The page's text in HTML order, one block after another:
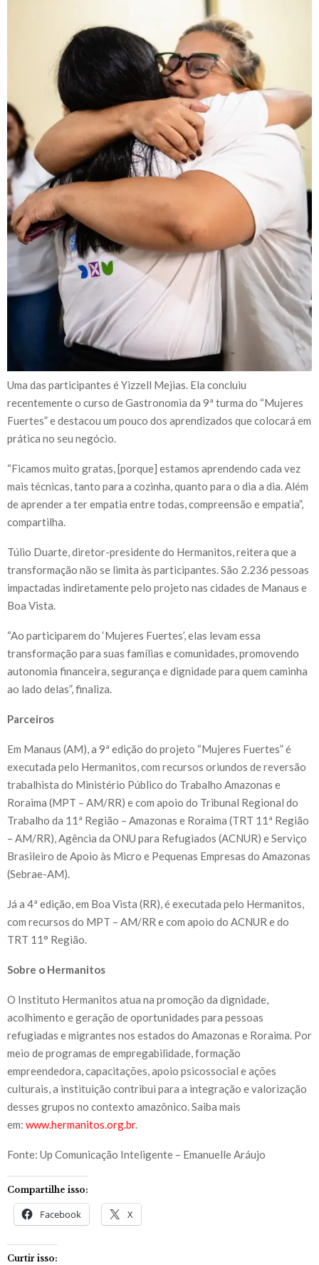
Uma das participantes é Yizzell Mejias. Ela concluiu
recentemente o curso de Gastronomia da 9ª turma do “Mujeres
Fuertes” e destacou um pouco dos aprendizados que colocará em
prática no seu negócio.
“Ficamos muito gratas, [porque] estamos aprendendo cada vez
mais técnicas, tanto para a cozinha, quanto para o dia a dia. Além
de aprender a ter empatia entre todas, compreensão e empatia”,
compartilha.
Túlio Duarte, diretor-presidente do Hermanitos, reitera que a
transformação não se limita às participantes. São 2.236 pessoas
impactadas indiretamente pelo projeto nas cidades de Manaus e
Boa Vista.
“Ao participarem do ‘Mujeres Fuertes’, elas levam essa
transformação para suas famílias e comunidades, promovendo
autonomia financeira, segurança e dignidade para quem caminha
ao lado delas”, finaliza.
Parceiros
Em Manaus (AM), a 9ª edição do projeto “Mujeres Fuertes” é
executada pelo Hermanitos, com recursos oriundos de reversão
trabalhista do Ministério Público do Trabalho Amazonas e
Roraima (MPT – AM/RR) e com apoio do Tribunal Regional do
Trabalho da 11ª Região – Amazonas e Roraima (TRT 11ª Região
– AM/RR), Agência da ONU para Refugiados (ACNUR) e Serviço
Brasileiro de Apoio às Micro e Pequenas Empresas do Amazonas
(Sebrae-AM).
Já a 4ª edição, em Boa Vista (RR), é executada pelo Hermanitos,
com recursos do MPT – AM/RR e com apoio do ACNUR e do
TRT 11° Região.
Sobre o Hermanitos
O Instituto Hermanitos atua na promoção da dignidade,
acolhimento e geração de oportunidades para pessoas
refugiadas e migrantes nos estados do Amazonas e Roraima. Por
meio de programas de empregabilidade, formação
empreendedora, capacitações, apoio psicossocial e ações
culturais, a instituição contribui para a integração e valorização
desses grupos no contexto amazônico. Saiba mais
em: www.hermanitos.org.br.
Fonte: Up Comunicação Inteligente – Emanuelle Aráujo
Compartilhe isso:
Facebook X
Curtir isso: